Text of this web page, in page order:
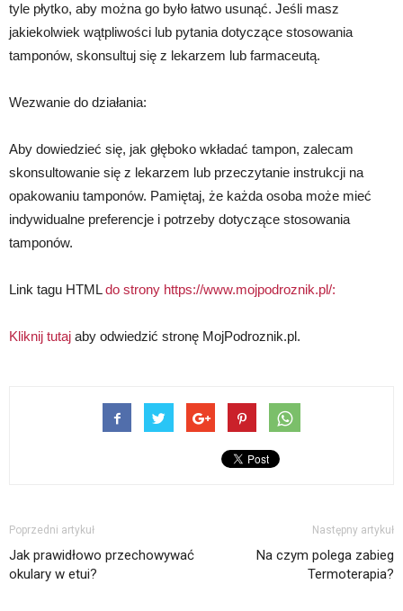
tyle płytko, aby można go było łatwo usunąć. Jeśli masz
jakiekolwiek wątpliwości lub pytania dotyczące stosowania
tamponów, skonsultuj się z lekarzem lub farmaceutą.
Wezwanie do działania:
Aby dowiedzieć się, jak głęboko wkładać tampon, zalecam
skonsultowanie się z lekarzem lub przeczytanie instrukcji na
opakowaniu tamponów. Pamiętaj, że każda osoba może mieć
indywidualne preferencje i potrzeby dotyczące stosowania
tamponów.
Link tagu HTMLdo strony https://www.mojpodroznik.pl/:
Kliknij tutaj aby odwiedzić stronę MojPodroznik.pl.
Poprzedni artykuł
Jak prawidłowo przechowywać
okulary w etui?
Następny artykuł
Na czym polega zabieg
Termoterapia?